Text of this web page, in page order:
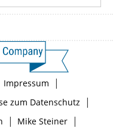
Impressum |
zum Datenschutz |
| Mike Steiner|